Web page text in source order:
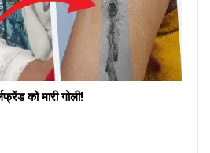
को मारी गोली!